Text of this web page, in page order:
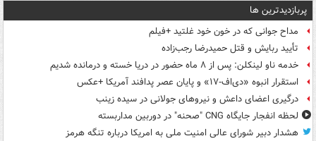
پربازدیدترین ها
مداح جوانی که در خون خود غلتید +فیلم
تأیید ربایش و قتل حمیدرضا رجب‌زاده
خدمه ناو لینکلن: پس از ۸ ماه حضور در دریا خسته و درمانده‌ شدیم
استقرار انبوه «دی‌اف‑۱۷» و پایان عصر پدافند آمریکا +عکس
درگیری اعضای داعش و نیروهای جولانی در سیده زینب
لحظه انفجار جایگاه CNG "صحنه" در دوربین مداربسته
هشدار دبیر شورای عالی امنیت ملی به امریکا درباره تنگه هرمز